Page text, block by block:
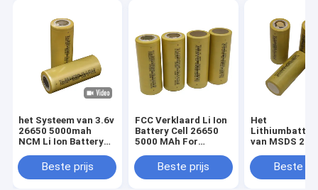
het Systeem van 3.6v
26650 5000mah
NCM Li Ion Battery
Beste prijs
FCC Verklaard Li Ion
Battery Cell 26650
5000 MAh For
Beste prijs
Het
van MSDS
Huistoestellen
Beste